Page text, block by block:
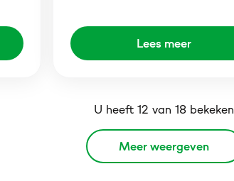
Lees meer
U heeft 12 van 18 bekeken
Meer weergeven